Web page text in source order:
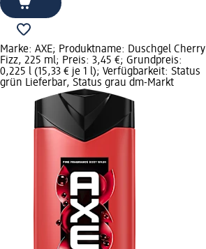
Marke: AXE; Produktname: Duschgel Cherry
Fizz, 225 ml; Preis: 3,45 €; Grundpreis:
0,225 l (15,33 € je 1 l); Verfügbarkeit: Status
grün Lieferbar, Status grau dm-Markt